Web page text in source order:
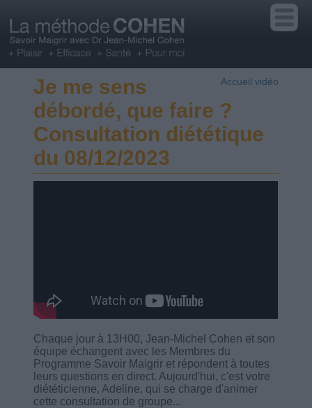
Accueil vidéo
Je me sens
débordé, que faire ?
Consultation diététique
du 08/12/2023
Chaque jour à 13H00, Jean-Michel Cohen et son
équipe échangent avec les Membres du
Programme Savoir Maigrir et répondent à toutes
leurs questions en direct. Aujourd'hui, c'est votre
diététicienne, Adeline, qui se charge d'animer
cette consultation de groupe...